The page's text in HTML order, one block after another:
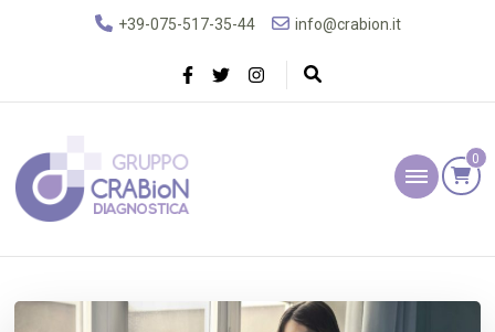
+39-075-517-35-44 info@crabion.it
Gruppo Crabion
Diagnostica
0